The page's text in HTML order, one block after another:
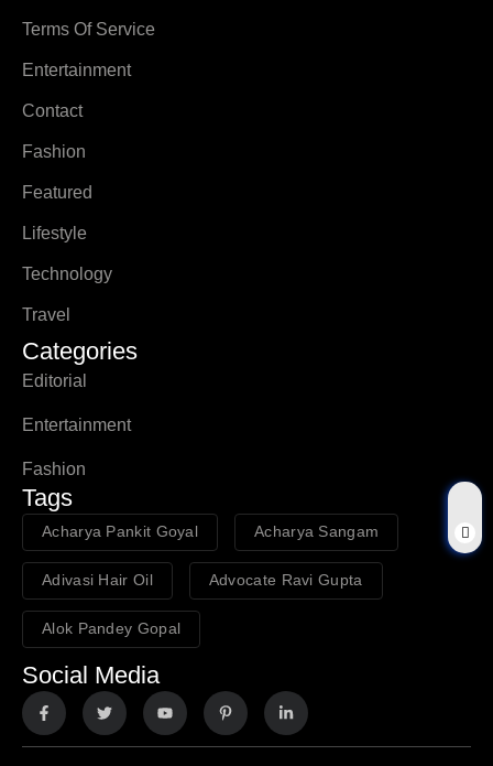
Terms Of Service
Entertainment
Contact
Fashion
Featured
Lifestyle
Technology
Travel
Categories
Editorial
Entertainment
Fashion
Tags
Acharya Pankit Goyal Acharya Sangam
Adivasi Hair Oil Advocate Ravi Gupta
Alok Pandey Gopal
Social Media